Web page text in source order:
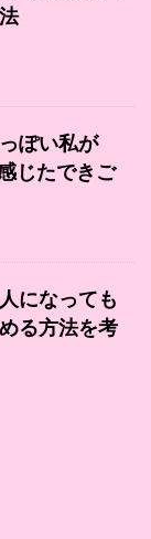
ぽい私が
じたできご
になっても
る方法を考